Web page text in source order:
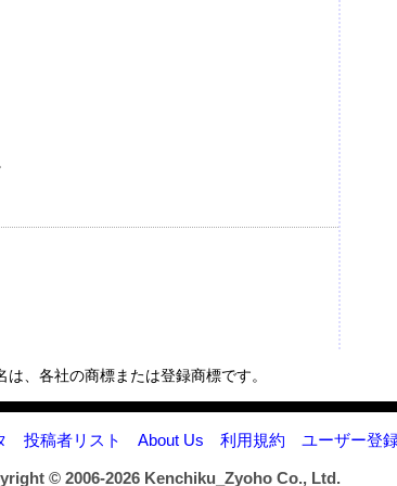
、各社の商標または登録商標です。
投稿者リスト About Us 利用規約 ユーザー登
© 2006-2026 Kenchiku_Zyoho Co., Ltd.